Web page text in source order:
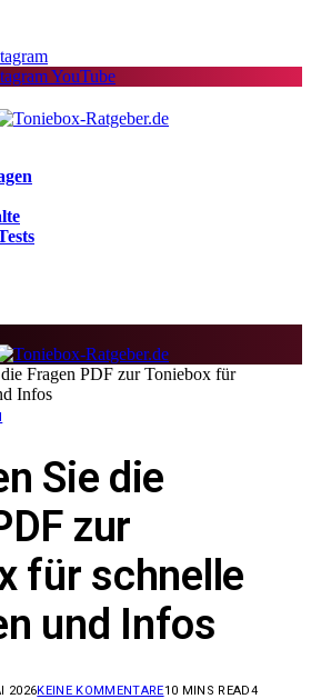
YouTube
Fragen PDF zur Toniebox für
Infos
Sie die
zur
für schnelle
und Infos
2026KEINE KOMMENTARE10 MINS READ4